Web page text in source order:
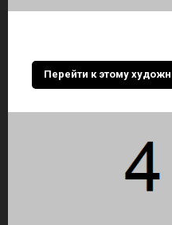
Перейти к этому